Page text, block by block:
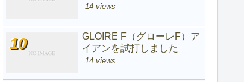
14 views
GLOIRE F（グローレF）ア
イアンを試打しました
14 views